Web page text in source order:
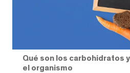
Qué son los carbohidratos
el organismo